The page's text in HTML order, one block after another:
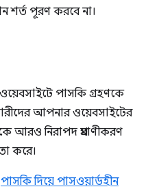
শর্ত পূরণ করবে না।
পাসকি গ্রহণকে
আপনার ওয়েবসাইটের
আরও নিরাপদ প্রমাণীকরণ
করে।
পাসকি দিয়ে পাসওয়ার্ডহীন